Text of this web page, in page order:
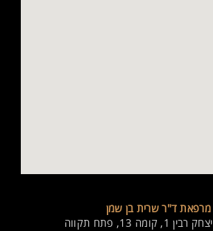
מרפאת ד"ר שרית בן שמן
יצחק רבין 1, קומה 13, פתח תקווה